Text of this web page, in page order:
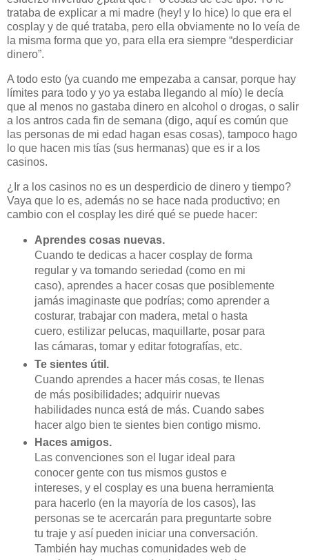
trataba de explicar a mi madre (hey! y lo hice) lo que era el
cosplay y de qué trataba, pero ella obviamente no lo veía de
la misma forma que yo, para ella era siempre “desperdiciar
dinero”.
A todo esto (ya cuando me empezaba a cansar, porque hay
límites para todo y yo ya estaba llegando al mío) le decía
que al menos no gastaba dinero en alcohol o drogas, o salir
a los antros cada fin de semana (digo, aquí es común que
las personas de mi edad hagan esas cosas), tampoco hago
lo que hacen mis tías (sus hermanas) que es ir a los
casinos.
¿Ir a los casinos no es un desperdicio de dinero y tiempo?
Vaya que lo es, además no se hace nada productivo; en
cambio con el cosplay les diré qué se puede hacer:
Aprendes cosas nuevas.
Cuando te dedicas a hacer cosplay de forma
regular y va tomando seriedad (como en mi
caso), aprendes a hacer cosas que posiblemente
jamás imaginaste que podrías; como aprender a
costurar, trabajar con madera, metal o hasta
cuero, estilizar pelucas, maquillarte, posar para
las cámaras, tomar y editar fotografías, etc.
Te sientes útil.
Cuando aprendes a hacer más cosas, te llenas
de más posibilidades; adquirir nuevas
habilidades nunca está de más. Cuando sabes
hacer algo bien te sientes bien contigo mismo.
Haces amigos.
Las convenciones son el lugar ideal para
conocer gente con tus mismos gustos e
intereses, y el cosplay es una buena herramienta
para hacerlo (en la mayoría de los casos), las
personas se te acercarán para preguntarte sobre
tu traje y así pueden iniciar una conversación.
También hay muchas comunidades web de